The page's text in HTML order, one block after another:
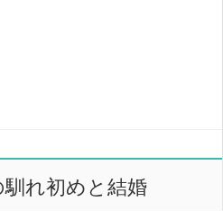
れ初めと結婚